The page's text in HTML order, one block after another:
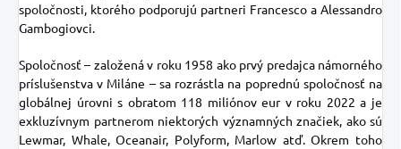
spoločnosti, ktorého podporujú partneri Francesco a Alessandro
Gambogiovci.
Spoločnosť – založená v roku 1958 ako prvý predajca námorného
príslušenstva v Miláne – sa rozrástla na poprednú spoločnosť na
globálnej úrovni s obratom 118 miliónov eur v roku 2022 a je
exkluzívnym partnerom niektorých významných značiek, ako sú
Lewmar, Whale, Oceanair, Polyform, Marlow atď. Okrem toho